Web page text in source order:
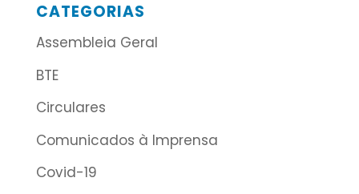
CATEGORIAS
Assembleia Geral
BTE
Circulares
Comunicados à Imprensa
Covid-19